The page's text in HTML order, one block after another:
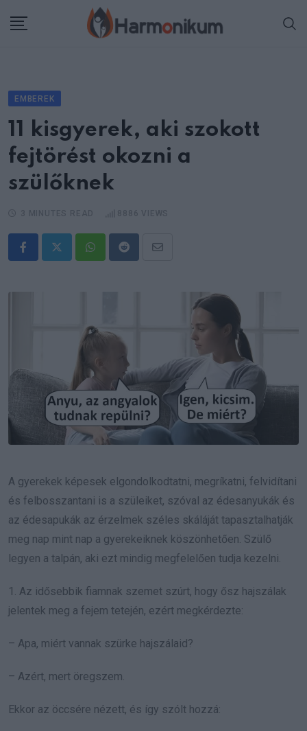
EMBEREK
11 kisgyerek, aki szokott
fejtörést okozni a
szülőknek
WhatsappRedditShare
A gyerekek képesek elgondolkodtatni, megríkatni, felvidítani
és felbosszantani is a szüleiket, szóval az édesanyukák és
az édesapukák az érzelmek széles skáláját tapasztalhatják
meg nap mint nap a gyerekeiknek köszönhetően. Szülő
legyen a talpán, aki ezt mindig megfelelően tudja kezelni.
1. Az idősebbik fiamnak szemet szúrt, hogy ősz hajszálak
jelentek meg a fejem tetején, ezért megkérdezte:
– Apa, miért vannak szürke hajszálaid?
– Azért, mert öregszem.
Ekkor az öccsére nézett, és így szólt hozzá: